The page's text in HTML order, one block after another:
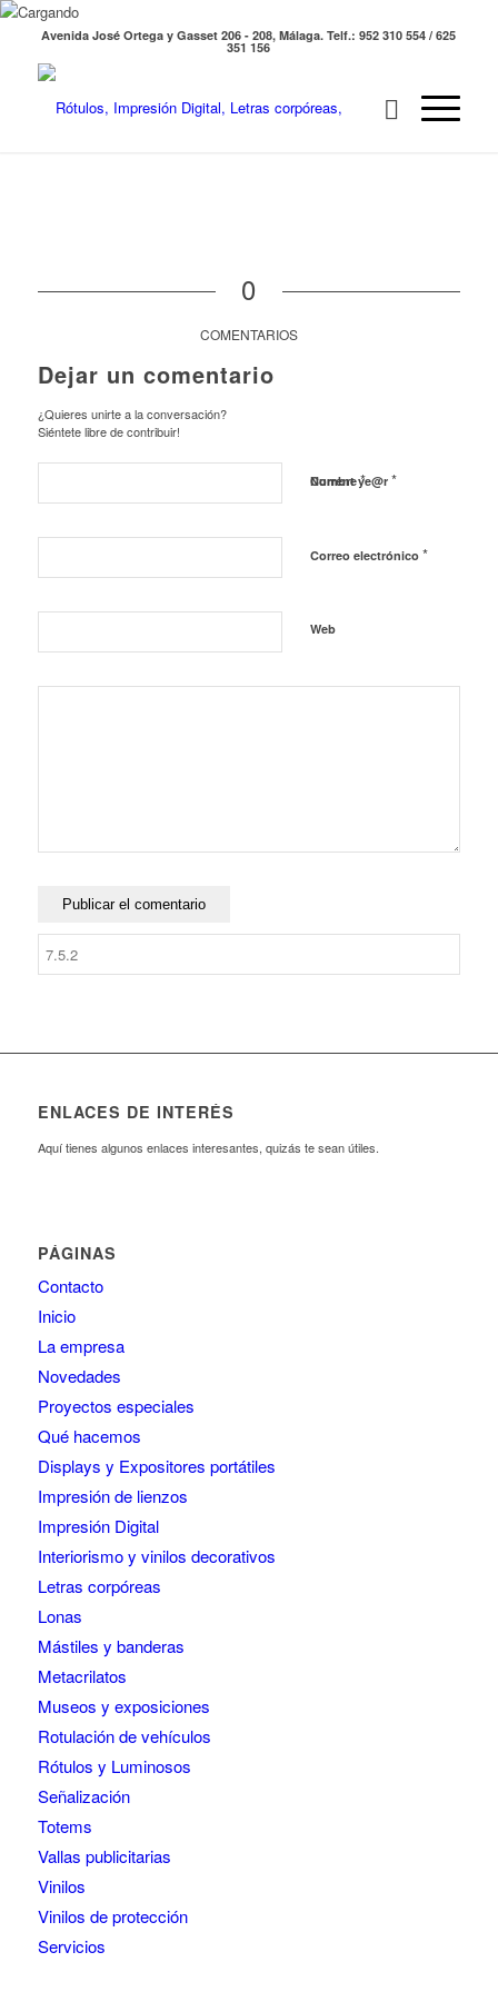
Avenida José Ortega y Gasset 206 - 208, Málaga. Telf.: 952 310 554 / 625
351 156
0
COMENTARIOS
Dejar un comentario
¿Quieres unirte a la conversación?
Siéntete libre de contribuir!
Nombre*
Correo electrónico *
Web
Current ye@r *
ENLACES DE INTERÉS
Aquí tienes algunos enlaces interesantes, quizás te sean útiles.
PÁGINAS
Contacto
Inicio
La empresa
Novedades
Proyectos especiales
Qué hacemos
Displays y Expositores portátiles
Impresión de lienzos
Impresión Digital
Interiorismo y vinilos decorativos
Letras corpóreas
Lonas
Mástiles y banderas
Metacrilatos
Museos y exposiciones
Rotulación de vehículos
Rótulos y Luminosos
Señalización
Totems
Vallas publicitarias
Vinilos
Vinilos de protección
Servicios